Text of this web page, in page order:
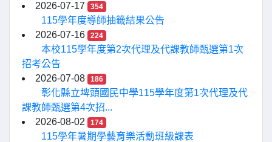
2026-07-17
354
115學年度導師抽籤結果公告
2026-07-16
224
本校115學年度第2次代理及代課教師甄選第1次
招考公告
2026-07-08
186
彰化縣立埤頭國民中學115學年度第1次代理及代
課教師甄選第4次招...
2026-08-02
174
115學年暑期學藝育樂活動班級課表